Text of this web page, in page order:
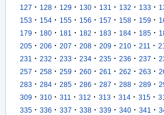
127 · 128 · 129 · 130 · 131 · 132 · 133 ·
153 · 154 · 155 · 156 · 157 · 158 · 159 ·
179 · 180 · 181 · 182 · 183 · 184 · 185 ·
205 · 206 · 207 · 208 · 209 · 210 · 211 ·
231
· 232 · 233 · 234 · 235 · 236 · 237 ·
257 · 258 · 259 · 260 · 261 · 262 · 263 ·
283 · 284 · 285 · 286 · 287 · 288 · 289 ·
309 · 310 · 311 · 312 · 313 · 314 · 315 ·
335 · 336 · 337 · 338 · 339 · 340 · 341 ·